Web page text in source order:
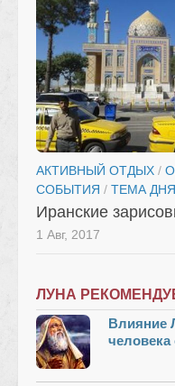
АКТИВНЫЙ ОТДЫХ /
СОБЫТИЯ / ТЕМА ДНЯ
Иранские
1 Авг, 2017
ЛУНА
Влияние
человека